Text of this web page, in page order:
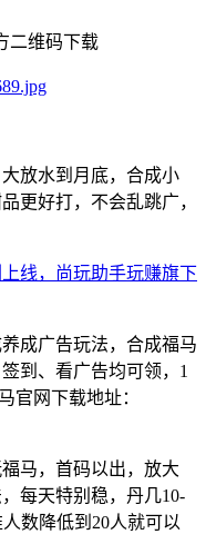
二维码下载
放水到月底，合成小
更好打，不会乱跳广，
成广告玩法，合成福马
到、看广告均可领，1
官网下载地址：
马，首码以出，放大
每天特别稳，丹几10-
数降低到20人就可以